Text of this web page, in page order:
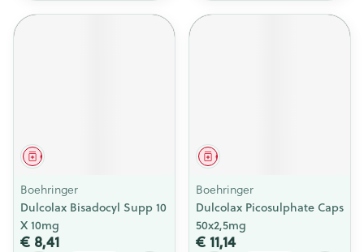
Geneesmiddel
Boehringer
Dulcolax Bisadocyl Supp 10
X 10mg
€ 8,41
Geneesmiddel
Boehringer
Dulcolax Picosulphate Caps
50x2,5mg
€ 11,14